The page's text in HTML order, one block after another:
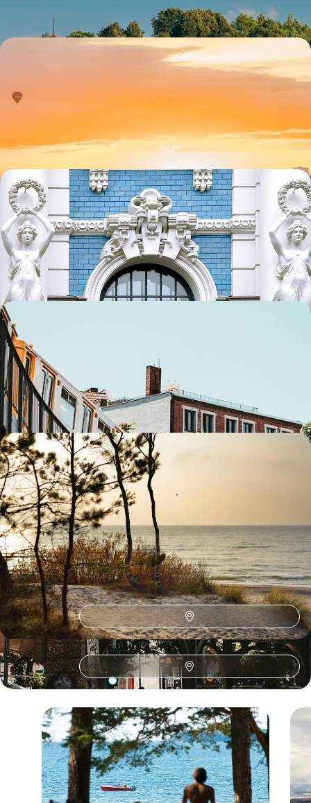
Lifestyles nordiques & vents nouveaux - En train et
en ferry autour de la Baltique
Une grande balade Baltique pour vivre, durant dix jours, au rythme des
tendances du Nord qui bouge
De Vilnius à Tallinn - Road-trip à travers les Pays
Baltes
Aller en liberté de capitale en capitale et découvrir au passage
Klaipeda, Cesis et Tartu
13 jours, de 3200 à 4000 €
De Berlin à Tallinn - Allemagne, Pologne et Pays
baltes sur rails
Se laisser bercer par le train de capitale en capitale, à la rencontre
conjointe de la vieille et de la nouvelle Europe
12 jours, de 3300 à 4400 €
Villes d’art, campagne, bord de mer - La face cachée
des Pays Baltes
Rouler dans des paysages doux, entre forêt et plages de sable, à la
poursuite de l’âme balte
16 jours, de 3600 à 4600 €
1 2
Le GuidePays baltes
Conseils pratiques, témoignages et inspirations pour bien préparer son
voyage